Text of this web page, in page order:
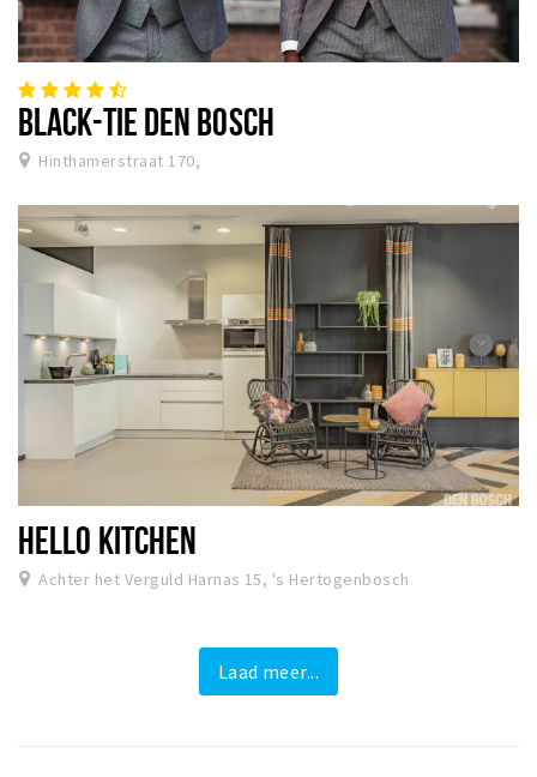
BLACK-TIE DEN BOSCH
Hinthamerstraat 170,
HELLO KITCHEN
Achter het Verguld Harnas 15, 's Hertogenbosch
Laad meer...